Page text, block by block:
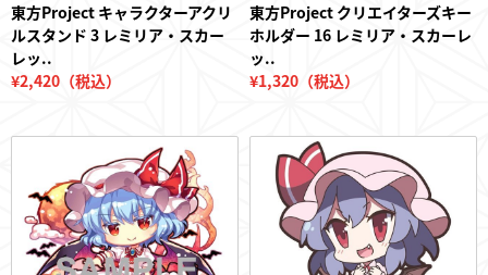
東方Project キャラクターアクリ
ルスタンド 3 レミリア・スカー
レッ..
¥2,420（税込）
東方Project クリエイターズキー
ホルダー 16 レミリア・スカーレ
ッ..
¥1,320（税込）